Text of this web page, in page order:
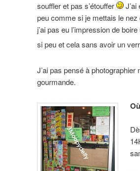
souffler et pas s’étouffer
J’ai
peu comme si je mettais le
j’ai pas eu l’impression de
si peu et cela sans avoir un
J’ai pas pensé à photographier
gourmande.